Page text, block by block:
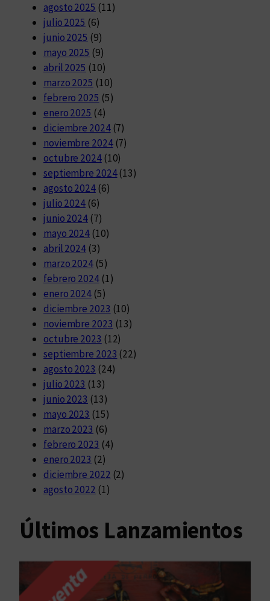
agosto 2025 (11)
julio 2025 (6)
junio 2025 (9)
mayo 2025 (9)
abril 2025 (10)
marzo 2025 (10)
febrero 2025 (5)
enero 2025 (4)
diciembre 2024(7)
noviembre 2024(7)
octubre 2024(10)
septiembre 2024(13)
agosto 2024(6)
julio 2024 (6)
junio 2024 (7)
mayo 2024 (10)
abril 2024 (3)
marzo 2024 (5)
febrero 2024(1)
enero 2024 (5)
diciembre 2023 (10)
noviembre 2023 (13)
octubre 2023 (12)
septiembre 2023 (22)
agosto 2023 (24)
julio 2023 (13)
junio 2023 (13)
mayo 2023 (15)
marzo 2023 (6)
febrero 2023 (4)
enero 2023 (2)
diciembre 2022 (2)
agosto 2022 (1)
Últimos Lanzamientos